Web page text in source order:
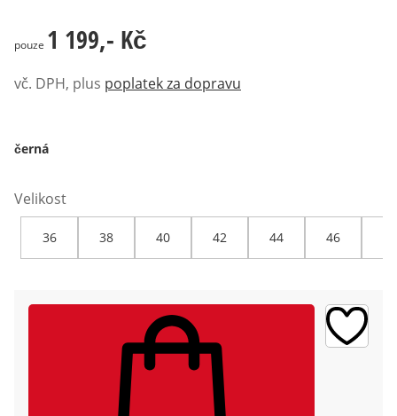
1 199,- Kč
pouze 1 199,- Kč
vč. DPH, plus poplatek za dopravu
černá
Velikost
36 38 40 42 44 46